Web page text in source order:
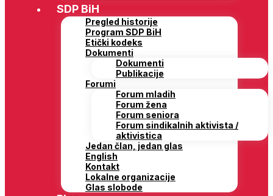
SDP BiH
Pregled historije
Program SDP BiH
Etički kodeks
Dokumenti
Dokumenti
Publikacije
Forumi
Forum mladih
Forum žena
Forum seniora
Forum sindikalnih aktivista /
aktivistica
Jedan član, jedan glas
English
Kontakt
Lokalne organizacije
Glas slobode